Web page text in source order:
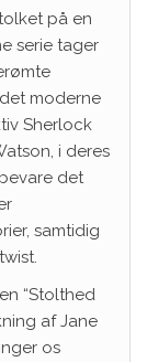
på en
serie tager
moderne
Sherlock
i deres
det
samtidig
“Stolthed
af Jane
os